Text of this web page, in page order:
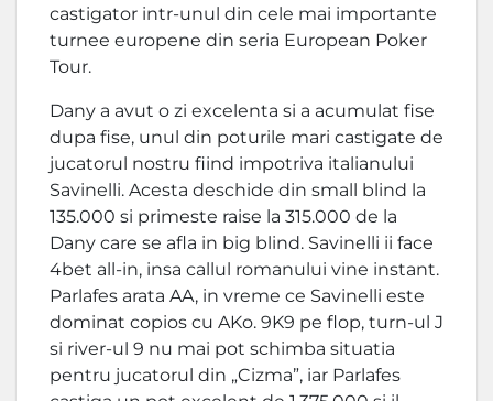
castigator intr-unul din cele mai importante
turnee europene din seria European Poker
Tour.
Dany a avut o zi excelenta si a acumulat fise
dupa fise, unul din poturile mari castigate de
jucatorul nostru fiind impotriva italianului
Savinelli. Acesta deschide din small blind la
135.000 si primeste raise la 315.000 de la
Dany care se afla in big blind. Savinelli ii face
4bet all-in, insa callul romanului vine instant.
Parlafes arata AA, in vreme ce Savinelli este
dominat copios cu AKo. 9K9 pe flop, turn-ul J
si river-ul 9 nu mai pot schimba situatia
pentru jucatorul din „Cizma”, iar Parlafes